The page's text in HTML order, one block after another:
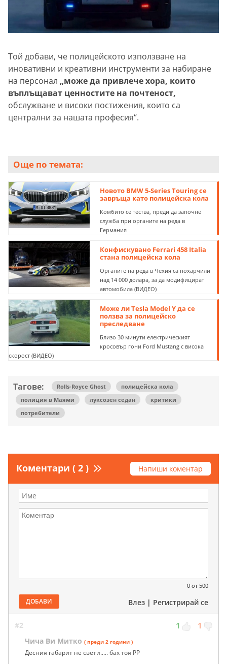
Той добави, че полицейското използване на
иновативни и креативни инструменти за набиране
на персонал „може да привлече хора, които
въплъщават ценностите на почтеност,
обслужване и високи постижения, които са
централни за нашата професия“.
Още по темата:
Новото BMW 5-Series Touring се
завръща като полицейска кола
Комбито се тества, преди да започне
служба при органите на реда в
Германия
Конфискувано Ferrari 458 Italia
стана полицейска кола
Органите на реда в Чехия са похарчили
над 14 000 долара, за да модифицират
автомобила (ВИДЕО)
Може ли Tesla Model Y да се
ползва за полицейско
преследване
Близо 30 минути електрическият
кросовър гони Ford Mustang с висока
скорост (ВИДЕО)
Тагове: Rolls-Royce Ghost
полицейска кола
полиция в Маями
луксозен седан
критики
потребители
Коментари ( 2 ) Напиши коментар
0 от 500
ДОБАВИ Влез | Регистрирай се
#2 1 1
Чича Ви Митко ( преди 2 години )
Десния габарит не свети..... бах тоя РР